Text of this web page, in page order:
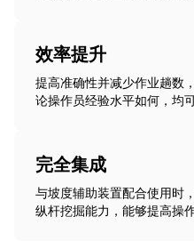
效率提升
提高准确性并减少作业趟数
论操作员经验水平如何，均
完全集成
与坡度辅助装置配合使用时
纵杆挖掘能力，能够提高操